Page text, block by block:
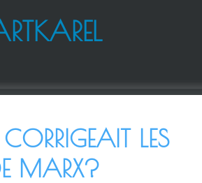
LES
MARX?